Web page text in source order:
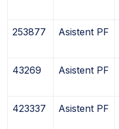
253877 Asistent PF
43269 Asistent PF
423337 Asistent PF